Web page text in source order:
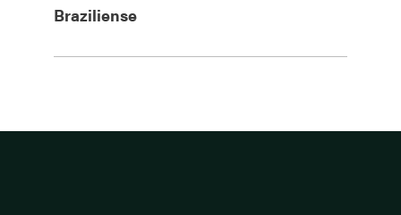
Braziliense